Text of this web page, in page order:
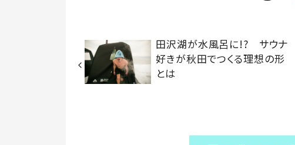
田沢湖が水風呂に!? サウナ
好きが秋田でつくる理想の形
とは